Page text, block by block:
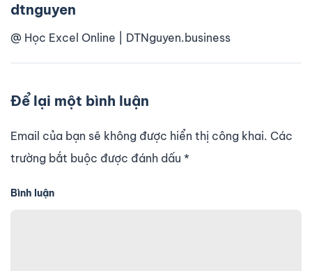
dtnguyen
@ Học Excel Online | DTNguyen.business
Để lại một bình luận
Email của bạn sẽ không được hiển thị công khai. Các
trường bắt buộc được đánh dấu *
Bình luận